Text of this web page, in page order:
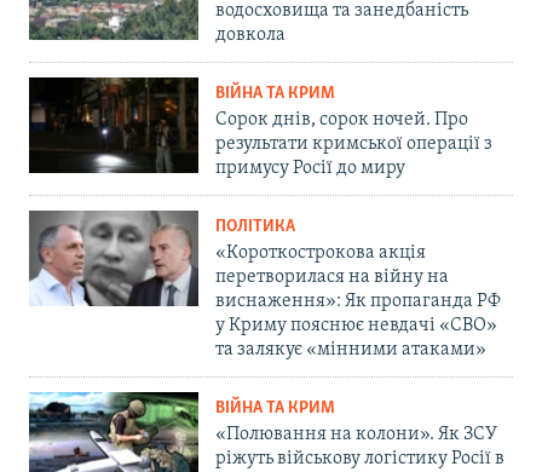
водосховища та занедбаність
довкола
ВІЙНА ТА КРИМ
Сорок днів, сорок ночей. Про
результати кримської операції з
примусу Росії до миру
ПОЛІТИКА
«Короткострокова акція
перетворилася на війну на
виснаження»: Як пропаганда РФ
у Криму пояснює невдачі «СВО»
та залякує «мінними атаками»
ВІЙНА ТА КРИМ
«Полювання на колони». Як ЗСУ
ріжуть військову логістику Росії в